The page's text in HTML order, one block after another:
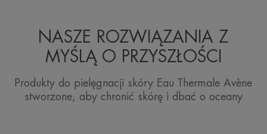
NASZE ROZWIĄZANIA Z
MYŚLĄ O PRZYSZŁOŚCI
Produkty do pielęgnacji skóry Eau Thermale Avène
stworzone, aby chronić skórę i dbać o oceany